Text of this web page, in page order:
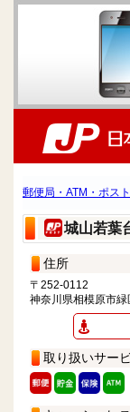
郵便局・ATM・ポス
城山若葉
住所
〒252-0112
神奈川県相模原市
取り扱いサー